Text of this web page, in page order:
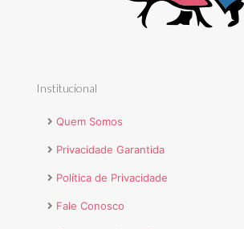
Institucional
Quem Somos
Privacidade Garantida
Política de Privacidade
Fale Conosco